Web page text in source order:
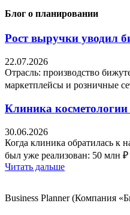
Блог о планировании
Рост выручки уводил
22.07.2026
Отрасль: производство
маркетплейсы и розничные
Клиника косметологии
30.06.2026
Когда клиника обратилась к
был уже реализован: 50 млн
Читать дальше
Business Planner (Компания